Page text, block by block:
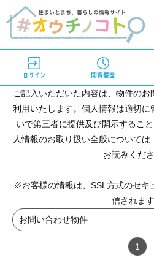
ご記入いただいた内容は、物件の
利用いたします。個人情報は適切
いで第三者に提供及び開示するこ
人情報のお取り扱い全般については
お読みくださ
※お客様の情報は、SSL方式のセキ
信されます
お問い合わせ物件
1